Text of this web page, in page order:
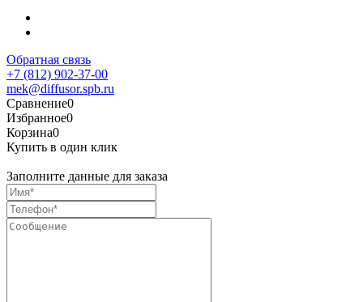
Обратная связь
+7 (812) 902-37-00
mek@diffusor.spb.ru
Сравнение0
Избранное0
Корзина0
Купить в один клик
Заполните данные для заказа